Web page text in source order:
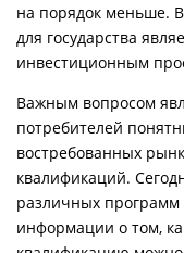
на порядок меньше.
для государства
инвестиционным
Важным вопросом
потребителей
востребованных
квалификаций.
различных программ
информации о том,